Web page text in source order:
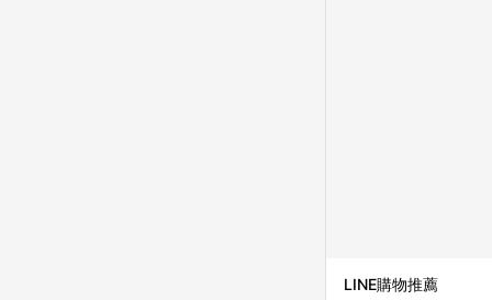
LINE購物推薦